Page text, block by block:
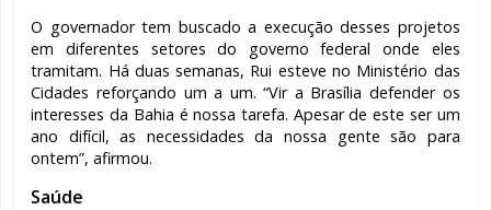
O governador tem buscado a execução desses projetos
em diferentes setores do governo federal onde eles
tramitam. Há duas semanas, Rui esteve no Ministério das
Cidades reforçando um a um. “Vir a Brasília defender os
interesses da Bahia é nossa tarefa. Apesar de este ser um
ano difícil, as necessidades da nossa gente são para
ontem”, afirmou.
Saúde